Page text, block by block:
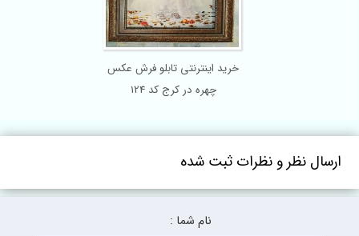
خرید اینترنتی تابلو فرش عکس
چهره در کرج کد 124
ارسال نظر و نظرات ثبت شده
نام شما :